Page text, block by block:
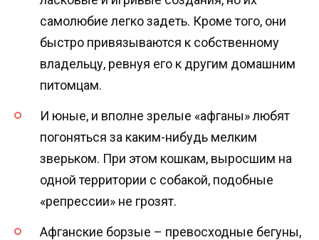
самолюбие легко задеть. Кроме того, они
быстро привязываются к собственному
владельцу, ревнуя его к другим домашним
питомцам.
И юные, и вполне зрелые «афганы» любят
погоняться за каким-нибудь мелким
зверьком. При этом кошкам, выросшим на
одной территории с собакой, подобные
«репрессии» не грозят.
Афганские борзые – превосходные бегуны,